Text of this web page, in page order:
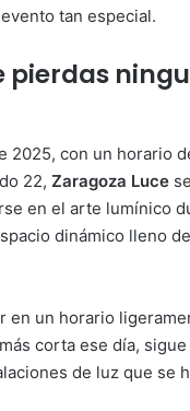
tan especial.
pierdas
2025, con un horario
22, Zaragoza Luce
en el arte lumínico
dinámico lleno
un horario
corta ese día,
de luz que se